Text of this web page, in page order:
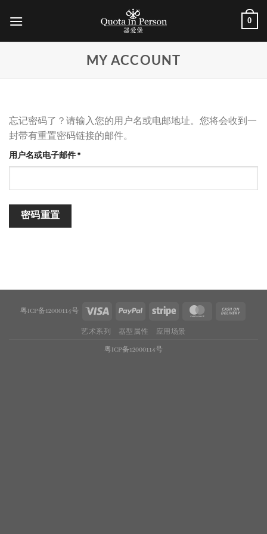
0
MY ACCOUNT
忘记密码了？请输入您的用户名或电邮地址。您将会收到一
封带有重置密码链接的邮件。
用户名或电子邮件*
密码重置
粤ICP备12000114号
艺术系列 器型属性 应用场景
粤ICP备12000114号